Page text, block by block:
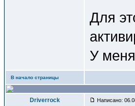
Для
У
В начало страницы
Driverrock Написано: